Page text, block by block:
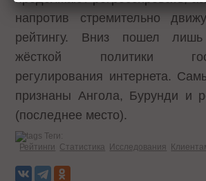
напротив стремительно
рейтингу. Вниз пошел
жёсткой политики
регулирования интернета.
признаны Ангола, Бурунди и
(последнее место).
Теги:
Рейтинги Статистика Исследования